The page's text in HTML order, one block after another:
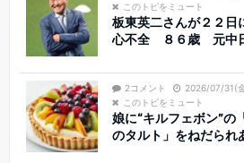
このトピをミュート
板東英二さんが２２
心不全 ８６歳 元中
2コメント
2026/07/31(
このトピをミュート
娘に“キルフェボン”
のタルト」をねだられ